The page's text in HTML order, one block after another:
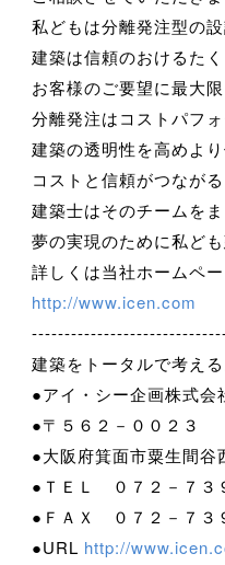
私どもは分離発注型の
建築は信頼のおけるた
お客様のご要望に最大
分離発注はコストパフ
建築の透明性を高めよ
コストと信頼がつなが
建築士はそのチームを
夢の実現のために私ど
詳しくは当社ホームペー
http://www.icen.com
建築をトータルで考え
●アイ・シー企画株式会
●〒５６２－
●大阪府箕面市粟生間谷
●ＴＥＬ ０７２－７３
●ＦＡＸ ０７２－７３
●URL http://